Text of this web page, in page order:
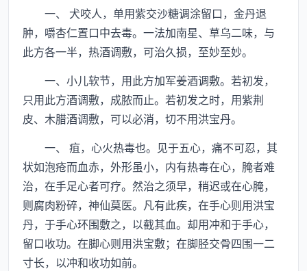
一、 犬咬人，单用紫交沙糖调涂留口，金丹退
肿，嚼杏仁置口中去毒。一法加南星、草乌二味，与
此方各一半，热酒调敷，可治久损，至妙至妙。
一、小儿软节，用此方加军姜酒调敷。若初发，
只用此方酒调敷，成脓而止。若初发之时，用紫荆
皮、木腊酒调敷，可以必消，切不用洪宝丹。
一、 疽，心火热毒也。见于五心，痛不可忍，其
状如泡疮而血赤，外形虽小，内有热毒在心，腌者难
治，在手足心者可疗。然治之须早，稍迟或在心腌，
则腐肉粉碎，神仙莫医。凡有此疾，在手心则用洪宝
丹，于手心环围敷之，以截其血。却用冲和于手心，
留口收功。在脚心则用洪宝敷；在脚胫交骨四围一二
寸长，以冲和收功如前。